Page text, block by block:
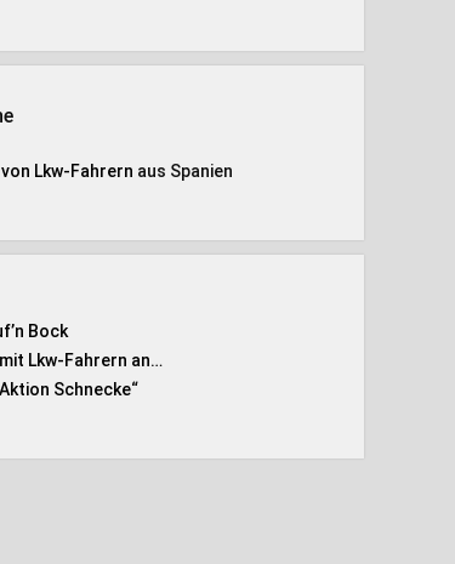
Lkw-Fahrern aus Spanien
Bock
Lkw-Fahrern an…
Schnecke“